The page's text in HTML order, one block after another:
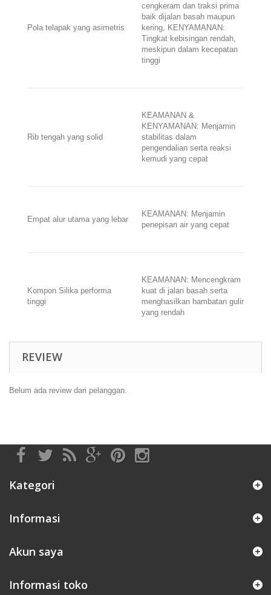
Pola telapak yang asimetris
cengkeram dan traksi prima
baik dijalan basah maupun
kering, KENYAMANAN:
Tingkat kebisingan rendah,
meskipun dalam kecepatan
tinggi
Rib tengah yang solid
KEAMANAN &
KENYAMANAN: Menjamin
stabilitas dalam
pengendalian serta reaksi
kemudi yang cepat
Empat alur utama yang lebar
KEAMANAN: Menjamin
penepisan air yang cepat
Kompon Silika performa
tinggi
KEAMANAN: Mencengkram
kuat di jalan basah serta
menghasilkan hambatan gulir
yang rendah
REVIEW
Belum ada review dari pelanggan.
Kategori
Informasi
Akun saya
Informasi toko